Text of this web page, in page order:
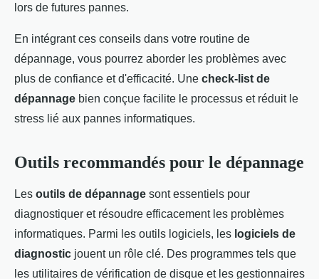
lors de futures pannes.
En intégrant ces conseils dans votre routine de
dépannage, vous pourrez aborder les problèmes avec
plus de confiance et d'efficacité. Une check-list de
dépannage bien conçue facilite le processus et réduit le
stress lié aux pannes informatiques.
Outils recommandés pour le dépannage
Les outils de dépannage sont essentiels pour
diagnostiquer et résoudre efficacement les problèmes
informatiques. Parmi les outils logiciels, les logiciels de
diagnostic jouent un rôle clé. Des programmes tels que
les utilitaires de vérification de disque et les gestionnaires